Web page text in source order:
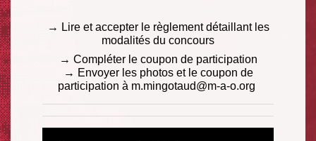
→ Lire et accepter le règlement détaillant les
modalités du concours
→ Compléter le coupon de participation
→ Envoyer les photos et le coupon de
participation à m.mingotaud@m-a-o.org